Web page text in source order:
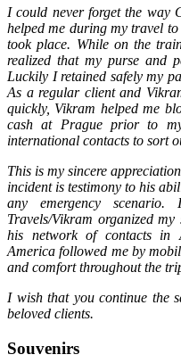
I could never forget the way
helped me during my travel
took place. While on the
realized that my purse and
Luckily I retained safely my
As a regular client and
quickly, Vikram helped me
cash at Prague prior to
international contacts to sort
This is my sincere
incident is testimony to his
any emergency
Travels/Vikram organized
his network of contacts in
America followed me by
and comfort throughout the
I wish that you continue the
beloved clients.
Souvenirs